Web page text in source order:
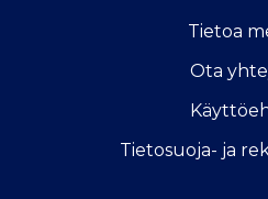
Tietoa
Ota
Tietosuoja- ja